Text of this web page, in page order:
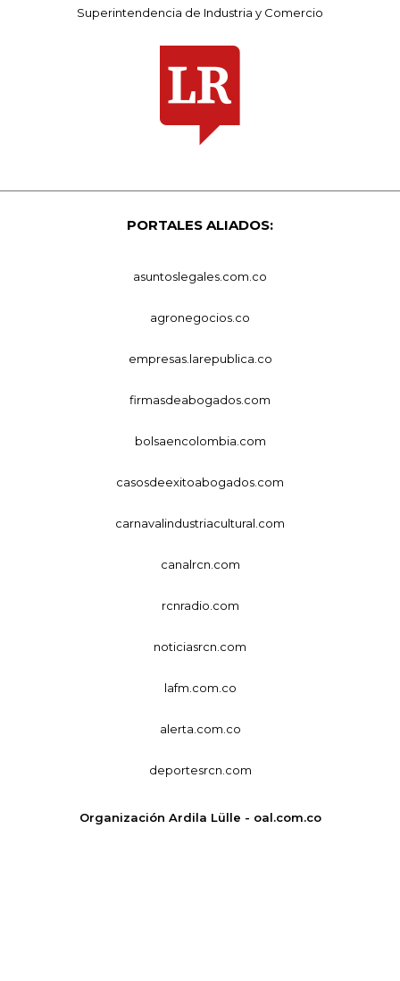
Superintendencia de Industria y Comercio
PORTALES ALIADOS:
asuntoslegales.com.co
agronegocios.co
empresas.larepublica.co
firmasdeabogados.com
bolsaencolombia.com
casosdeexitoabogados.com
carnavalindustriacultural.com
canalrcn.com
rcnradio.com
noticiasrcn.com
lafm.com.co
alerta.com.co
deportesrcn.com
Organización Ardila Lülle - oal.com.co